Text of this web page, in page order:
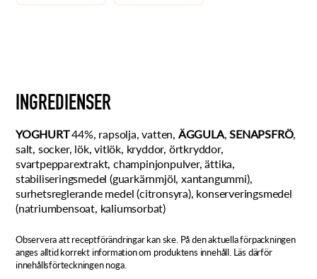
INGREDIENSER
YOGHURT44%, rapsolja, vatten, ÄGGULA,SENAPSFRÖ,
salt, socker, lök, vitlök, kryddor, örtkryddor,
svartpepparextrakt, champinjonpulver, ättika,
stabiliseringsmedel (guarkärnmjöl, xantangummi),
surhetsreglerande medel (citronsyra), konserveringsmedel
(natriumbensoat, kaliumsorbat)
Observera att receptförändringar kan ske. På den aktuella förpackningen
anges alltid korrekt information om produktens innehåll. Läs därför
innehållsförteckningen noga.